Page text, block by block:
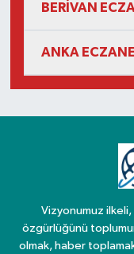
BERİVAN
ANKA
Vizyonumuz
özgürlüğünü
olmak, haber